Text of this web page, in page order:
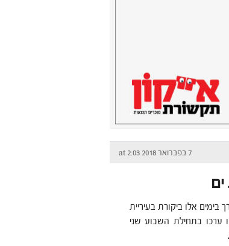
7 בפברואר 2018 at 2:03
אלו ביקורת בעיריית
ערכו בתחילת השבוע שני